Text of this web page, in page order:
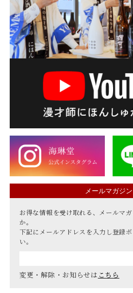
メールマガジン
お得な情報を受け取れる、メールマ
か。
下記にメールアドレスを入力し登録
い。
変更・解除・お知らせは こちら